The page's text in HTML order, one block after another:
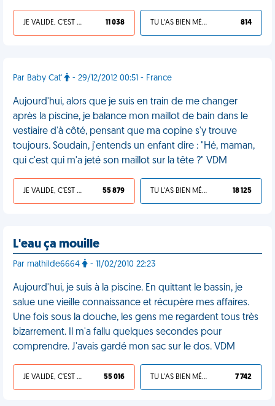
JE VALIDE, C'EST UNE VDM 11 038 TU L'AS BIEN MÉRITÉ 814
Par Baby Cat' - 29/12/2012 00:51 - France
Aujourd'hui, alors que je suis en train de me changer
après la piscine, je balance mon maillot de bain dans le
vestiaire d'à côté, pensant que ma copine s'y trouve
toujours. Soudain, j'entends un enfant dire : "Hé, maman,
qui c'est qui m'a jeté son maillot sur la tête ?" VDM
JE VALIDE, C'EST UNE VDM 55 879 TU L'AS BIEN MÉRITÉ 18 125
L'eau ça mouille
Par mathilde6664 - 11/02/2010 22:23
Aujourd'hui, je suis à la piscine. En quittant le bassin, je
salue une vieille connaissance et récupère mes affaires.
Une fois sous la douche, les gens me regardent tous très
bizarrement. Il m'a fallu quelques secondes pour
comprendre. J'avais gardé mon sac sur le dos. VDM
JE VALIDE, C'EST UNE VDM 55 016 TU L'AS BIEN MÉRITÉ 7 742